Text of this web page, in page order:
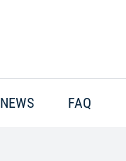
NEWS FAQ